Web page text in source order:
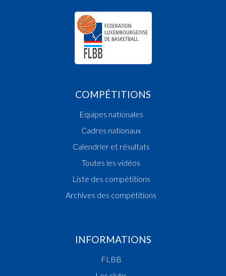
COMPÉTITIONS
Equipes nationales
Cadres nationaux
Calendrier et résultats
Toutes les vidéos
Liste des compétitions
Archives des compétitions
INFORMATIONS
FLBB